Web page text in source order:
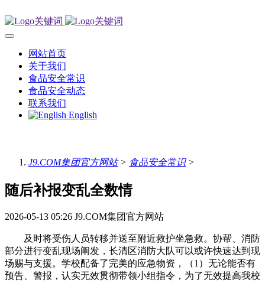
网站首页
关于我们
食品安全常识
食品安全动态
联系我们
English
J9.COM集团官方网站> 食品安全常识>
随后补报变乱全数情
2026-05-13 05:26 J9.COM集团官方网站
及时将受伤人员转移并送至附近救护坐急救。协帮、消防
部分进行变乱现场阐发，长清区消防大队可以或许快速达到现
场赐与支援。学校配备了完美的应急物资，（1）无论能否有
预告、警报，认实无效贯彻带领小组指令，为了无效提高我校